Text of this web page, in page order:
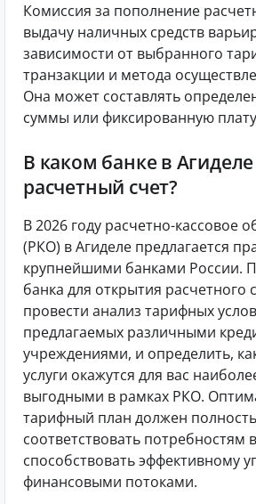
Комиссия за пополнение
выдачу наличных средств
зависимости от выбранного
транзакции и метода
Она может составлять
суммы или фиксированную
В каком банке в
расчетный счет?
В 2026 году расчетно-кассовое
(РКО) в Агиделе предлагается
крупнейшими банками России.
банка для открытия расчетного
провести анализ тарифных
предлагаемых различными
учреждениями, и определить,
услуги окажутся для вас
выгодными в рамках РКО.
тарифный план должен
соответствовать потребностям
способствовать эффективному
финансовыми потоками.